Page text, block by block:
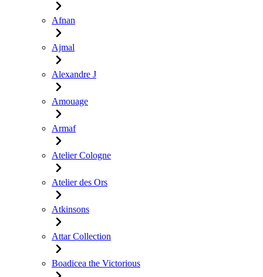
Afnan
Ajmal
Alexandre J
Amouage
Armaf
Atelier Cologne
Atelier des Ors
Atkinsons
Attar Collection
Boadicea the Victorious